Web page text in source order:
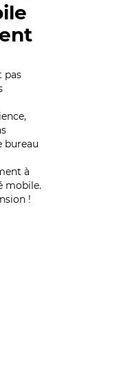
pas
bureau
à
mobile.
!